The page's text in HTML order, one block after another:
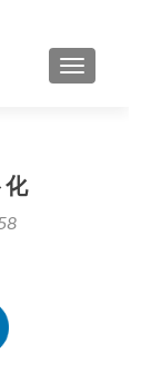
ナビゲー
化